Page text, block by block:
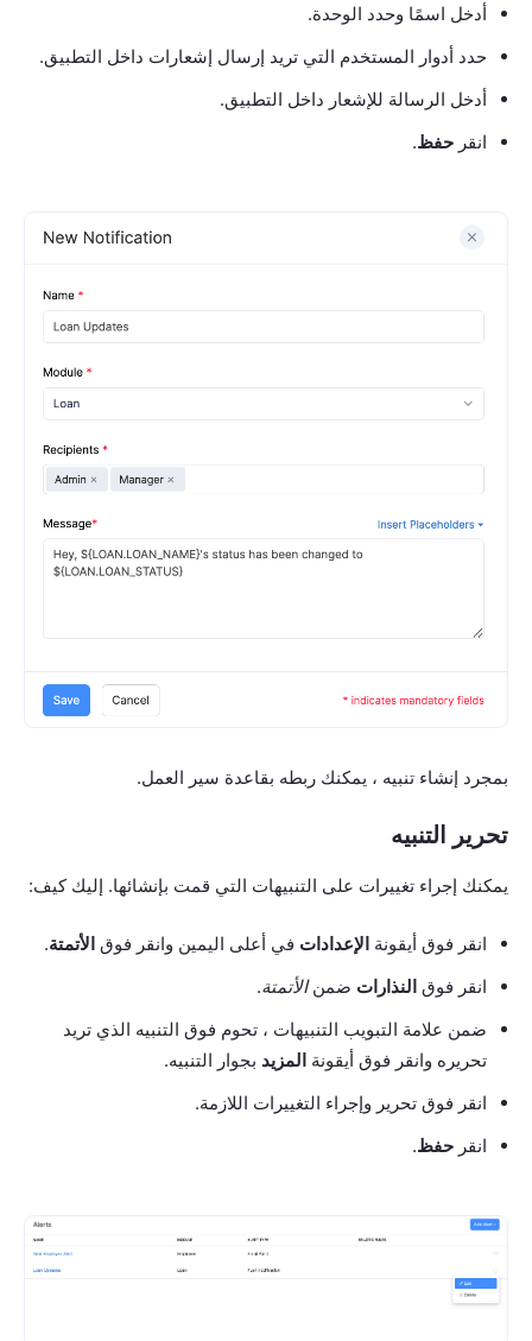
أدخل اسمًا وحدد الوحدة.
حدد أدوار المستخدم التي تريد إرسال إشعارات داخل التطبيق.
أدخل الرسالة للإشعار داخل التطبيق.
انقر حفظ.
بمجرد إنشاء تنبيه ، يمكنك ربطه بقاعدة سير العمل.
تحرير التنبيه
يمكنك إجراء تغييرات على التنبيهات التي قمت بإنشائها. إليك كيف:
انقر فوق أيقونة الإعدادات في أعلى اليمين وانقر فوق الأتمتة.
انقر فوق النذارات ضمنالأتمتة.
ضمن علامة التبويب التنبيهات ، تحوم فوق التنبيه الذي تريد
تحريره وانقر فوق أيقونة المزيد بجوار التنبيه.
انقر فوق تحرير وإجراء التغييرات اللازمة.
انقر حفظ.